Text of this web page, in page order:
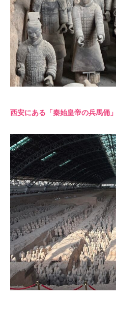
西安にある「秦始皇帝の兵馬俑」